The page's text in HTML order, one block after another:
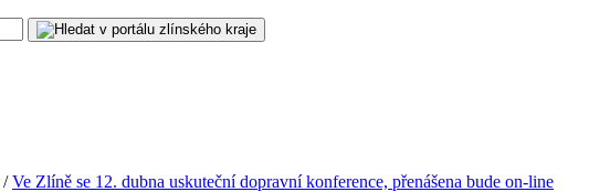
/Ve Zlíně se 12. dubna uskuteční dopravní konference, přenášena bude on-line